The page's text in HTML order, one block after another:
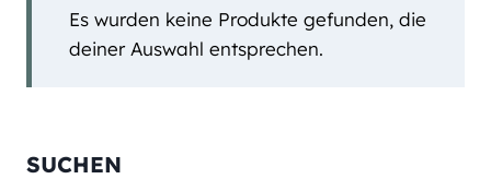
Es wurden keine Produkte gefunden, die
deiner Auswahl entsprechen.
SUCHEN